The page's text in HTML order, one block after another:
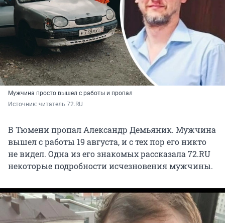
Мужчина просто вышел с работы и пропал
Источник: читатель 72.RU
В Тюмени пропал Александр Демьяник. Мужчина
вышел с работы 19 августа, и с тех пор его никто
не видел. Одна из его знакомых рассказала 72.RU
некоторые подробности исчезновения мужчины.